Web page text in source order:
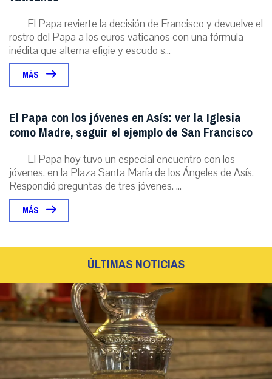
El Papa revierte la decisión de Francisco y devuelve el
rostro del Papa a los euros vaticanos con una fórmula
inédita que alterna efigie y escudo s...
MÁS
El Papa con los jóvenes en Asís: ver la Iglesia
como Madre, seguir el ejemplo de San Francisco
El Papa hoy tuvo un especial encuentro con los
jóvenes, en la Plaza Santa María de los Ángeles de Asís.
Respondió preguntas de tres jóvenes. ...
MÁS
ÚLTIMAS NOTICIAS